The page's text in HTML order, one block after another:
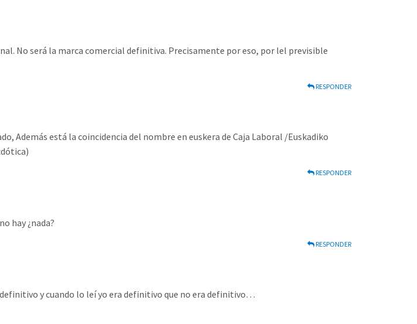
No será la marca comercial definitiva. Precisamente por eso, por lel previsible
RESPONDER
Además está la coincidencia del nombre en euskera de Caja Laboral /Euskadiko
RESPONDER
hay ¿nada?
RESPONDER
y cuando lo leí yo era definitivo que no era definitivo…